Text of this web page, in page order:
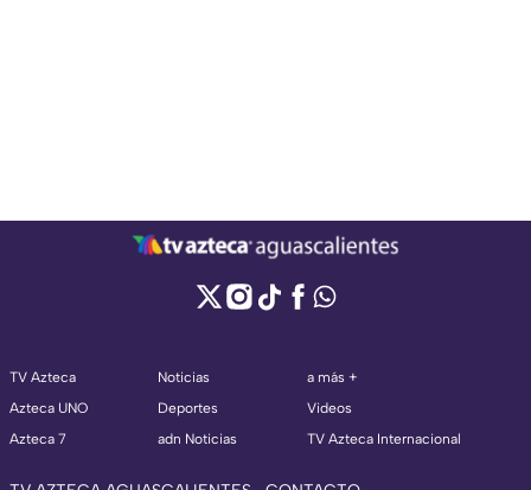
TV Azteca
Azteca UNO
Azteca 7
Noticias
Deportes
adn Noticias
a más +
Videos
TV Azteca Internacional